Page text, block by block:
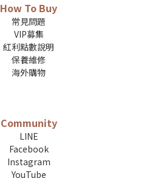
How To Buy
常見問題
VIP募集
紅利點數說明
保養維修
海外購物
Community
LINE
Facebook
Instagram
YouTube